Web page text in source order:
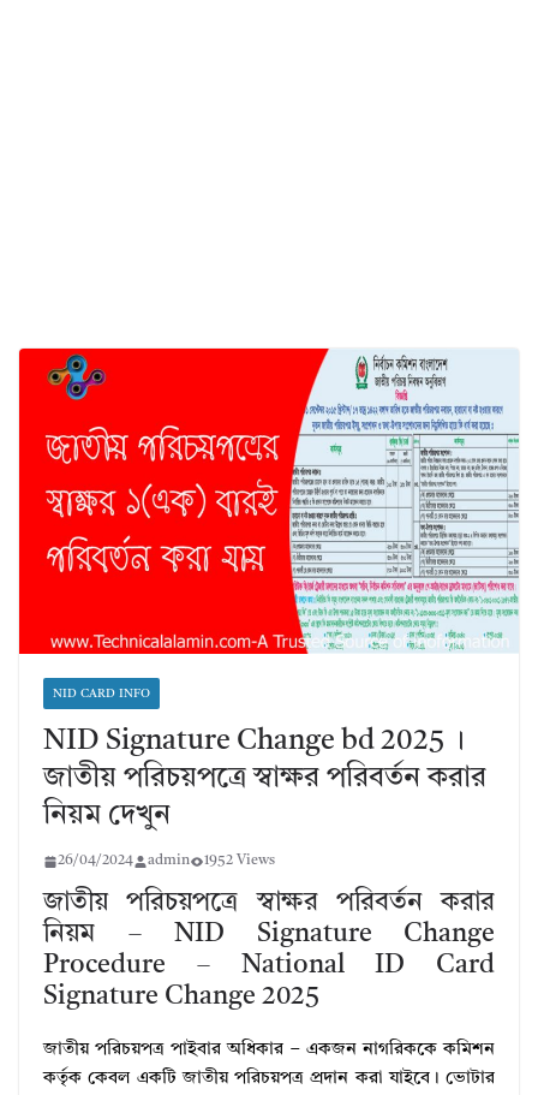
NID CARD INFO
NID Signature Change bd 2025 ।
জাতীয় পরিচয়পত্রে স্বাক্ষর পরিবর্তন করার
নিয়ম দেখুন
26/04/2024 admin 1952 Views
জাতীয় পরিচয়পত্রে স্বাক্ষর পরিবর্তন করার
নিয়ম – NID Signature Change
Procedure – National ID Card
Signature Change 2025
জাতীয় পরিচয়পত্র পাইবার অধিকার – একজন নাগরিককে কমিশন
কর্তৃক কেবল একটি জাতীয় পরিচয়পত্র প্রদান করা যাইবে। ভোটার